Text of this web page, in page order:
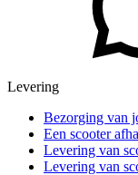
Levering
Bezorging van
Een scooter
Levering van
Levering van